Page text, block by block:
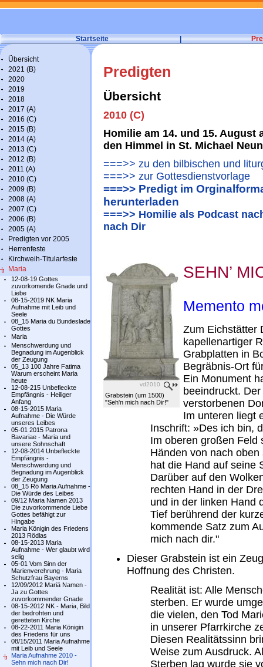
Startseite |
Übersicht
2021 (B)
2020
2019
2018
2017 (A)
2016 (C)
2015 (B)
2014 (A)
2013 (C)
2012 (B)
2011 (A)
2010 (C)
2009 (B)
2008 (A)
2007 (C)
2006 (B)
2005 (A)
Predigten vor 2005
Herrenfeste
Kirchweih-Titularfeste
Maria
12-08-19 Gottes
zuvorkomende Gnade und
Liebe
08-15-2019 NK Maria
Aufnahme mit Leib und
Seele
08_15 Maria du Bundeslade
Gottes
Maria
Menschwerdung und
Begnadung im Augenblick
der Zeugung
05_13 100 Jahre Fatima
Warum erscheint Maria
heute
12-08-215 Unbefleckte
Empfängnis - Heiliger
Anfang
08-15-2015 Maria
Aufnahme - Die Würde
unseres Leibes
05-01 2015 Patrona
Bavariae - Maria und
unsere Sohnschaft
12-08-2014 Unbefleckte
Empfängnis -
Menschwerdung und
Begnadung im Augenblick
der Zeugung
08_15 Rö Maria Aufnahme -
Die Würde des Leibes
09/12 Maria Namen 2013
Die zuvorkommende Liebe
Gottes befähigt zur
Hingabe
Maria Königin des Friedens
2013 Rödlas
08-15-2013 Maria
Aufnahme - Wer glaubt wird
selig
05-01 Vom Sinn der
Marienverehrung - Maria
Schutzfrau Bayerns
12/09/2012 Mariä Namen -
Ja zu Gottes
zuvorkommender Gnade
08-15-2012 NK - Maria, Bild
der bedrohten und
geretteten Kirche
08-22-2011 Maria Königin
des Friedens für uns
08/15/2011 Maria Aufnahme
mit Leib und Seele
Maria Aufnahme 2010 -
Sehn mich nach Dir!
Predigten
Übersicht
2010 (C)
Homilie am 14. und 15. August
den Himmel in St. Michael
===>> zu den bilbischen und
===>> zur Gottesdienstvorlage
===>> Predigt im
herunterladen
===>> Homilie als Podcast
nach Dir
vd2010
Grabstein (um 1500)
"Seh'n mich nach Dir!"
SEHN’
Memento
Zum Eichstätter
kapellenartiger
Grabplatten in
Begräbnis-Ort
Ein Monument
beeindruckt.
verstorbenen
Im unteren liegt
Inschrift: »Des ich bin,
Im oberen großen Feld
Händen von nach
hat die Hand auf seine
Darüber auf den
rechten Hand in der
und in der linken Hand
Tief berührend der
kommende Satz zum
mich nach dir."
Dieser Grabstein ist ein
Hoffnung des Christen.
Realität ist: Alle
sterben. Er wurde
die vielen, den Tod
in unserer Pfarrkirche
Diesen Realitätssinn
Weise zum Ausdruck.
Sterben lag wurde sie